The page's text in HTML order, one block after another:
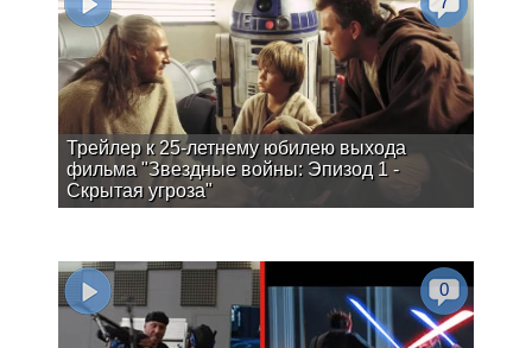
Трейлер к 25-летнему юбилею выхода
фильма "Звездные войны: Эпизод 1 -
Скрытая угроза"
0